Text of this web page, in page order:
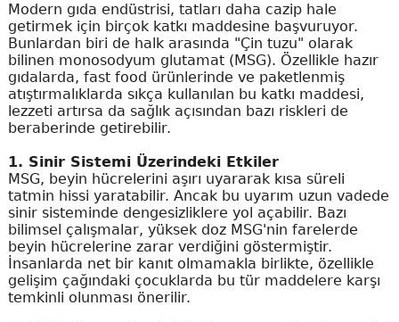
Modern gıda endüstrisi, tatları daha cazip hale
getirmek için birçok katkı maddesine başvuruyor.
Bunlardan biri de halk arasında "Çin tuzu" olarak
bilinen monosodyum glutamat (MSG). Özellikle hazır
gıdalarda, fast food ürünlerinde ve paketlenmiş
atıştırmalıklarda sıkça kullanılan bu katkı maddesi,
lezzeti artırsa da sağlık açısından bazı riskleri de
beraberinde getirebilir.
1. Sinir Sistemi Üzerindeki Etkiler
MSG, beyin hücrelerini aşırı uyararak kısa süreli
tatmin hissi yaratabilir. Ancak bu uyarım uzun vadede
sinir sisteminde dengesizliklere yol açabilir. Bazı
bilimsel çalışmalar, yüksek doz MSG'nin farelerde
beyin hücrelerine zarar verdiğini göstermiştir.
İnsanlarda net bir kanıt olmamakla birlikte, özellikle
gelişim çağındaki çocuklarda bu tür maddelere karşı
temkinli olunması önerilir.